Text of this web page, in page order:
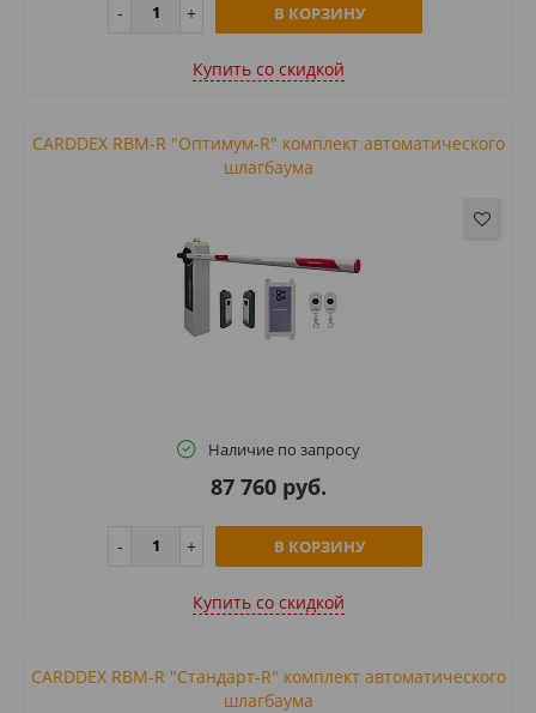
В КОРЗИНУ
Купить cо скидкой
CARDDEX RBM-R "Оптимум-R" комплект автоматического
шлагбаума
Наличие по запросу
87 760 руб.
В КОРЗИНУ
Купить cо скидкой
CARDDEX RBM-R "Стандарт-R" комплект автоматического
шлагбаума